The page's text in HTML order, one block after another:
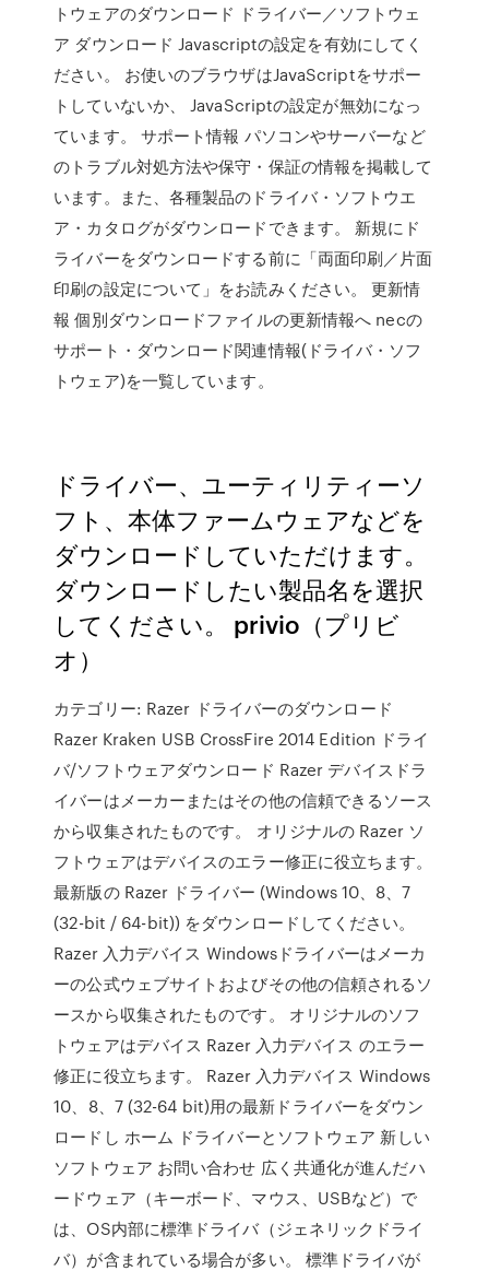
トウェアのダウンロード ドライバー／ソフトウェ
ア ダウンロード Javascriptの設定を有効にしてく
ださい。 お使いのブラウザはJavaScriptをサポー
トしていないか、 JavaScriptの設定が無効になっ
ています。 サポート情報 パソコンやサーバーなど
のトラブル対処方法や保守・保証の情報を掲載して
います。また、各種製品のドライバ・ソフトウエ
ア・カタログがダウンロードできます。 新規にド
ライバーをダウンロードする前に「両面印刷／片面
印刷の設定について」をお読みください。 更新情
報 個別ダウンロードファイルの更新情報へ necの
サポート・ダウンロード関連情報(ドライバ・ソフ
トウェア)を一覧しています。
ドライバー、ユーティリティーソ
フト、本体ファームウェアなどを
ダウンロードしていただけます。
ダウンロードしたい製品名を選択
してください。 privio（プリビ
オ）
カテゴリー: Razer ドライバーのダウンロード
Razer Kraken USB CrossFire 2014 Edition ドライ
バ/ソフトウェアダウンロード Razer デバイスドラ
イバーはメーカーまたはその他の信頼できるソース
から収集されたものです。 オリジナルの Razer ソ
フトウェアはデバイスのエラー修正に役立ちます。
最新版の Razer ドライバー (Windows 10、8、7
(32-bit / 64-bit)) をダウンロードしてください。
Razer 入力デバイス Windowsドライバーはメーカ
ーの公式ウェブサイトおよびその他の信頼されるソ
ースから収集されたものです。 オリジナルのソフ
トウェアはデバイス Razer 入力デバイス のエラー
修正に役立ちます。 Razer 入力デバイス Windows
10、8、7 (32-64 bit)用の最新ドライバーをダウン
ロードし ホーム ドライバーとソフトウェア 新しい
ソフトウェア お問い合わせ 広く共通化が進んだハ
ードウェア（キーボード、マウス、USBなど）で
は、OS内部に標準ドライバ（ジェネリックドライ
バ）が含まれている場合が多い。 標準ドライバが